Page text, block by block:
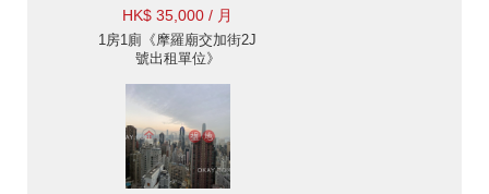
HK$ 35,000 / 月
1房1廁《摩羅廟交加街2J
號出租單位》